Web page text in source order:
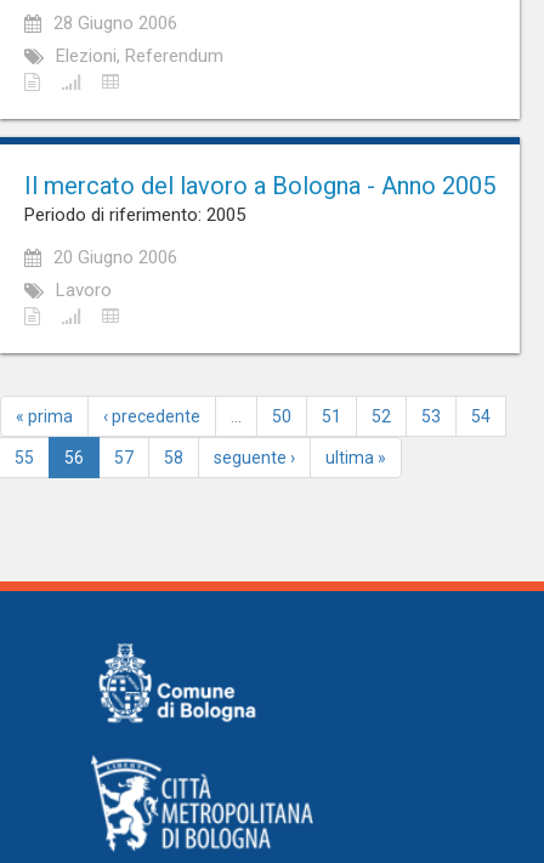
28 Giugno 2006
Elezioni, Referendum
Il mercato del lavoro a Bologna - Anno 2005
Periodo di riferimento: 2005
20 Giugno 2006
Lavoro
« prima ‹ precedente 50 51 52 53 54
55 56 57 58 seguente › ultima »